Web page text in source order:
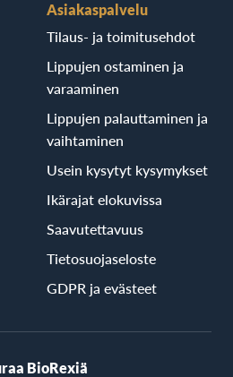
Asiakaspalvelu
Tilaus- ja toimitusehdot
Lippujen ostaminen ja
varaaminen
Lippujen palauttaminen ja
vaihtaminen
Usein kysytyt kysymykset
Ikärajat elokuvissa
Saavutettavuus
Tietosuojaseloste
GDPR ja evästeet
BioRexiä